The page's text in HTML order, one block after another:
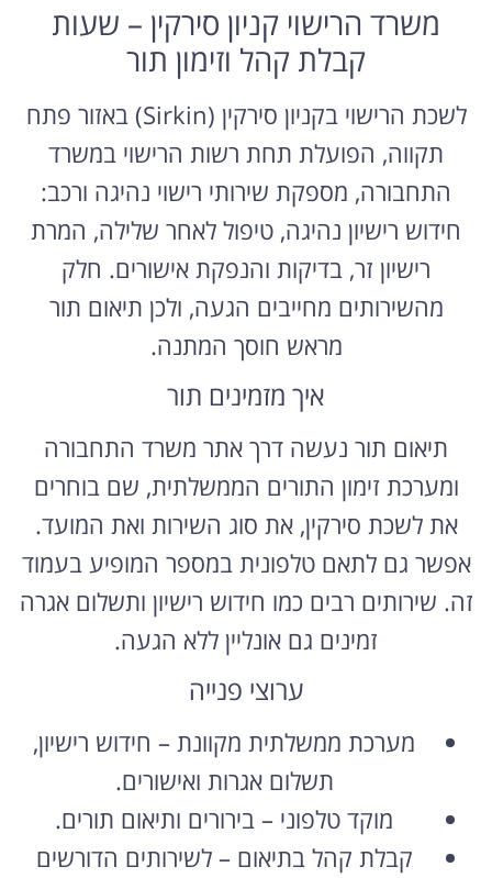
משרד הרישוי קניון סירקין – שעות
קבלת קהל וזימון תור
לשכת הרישוי בקניון סירקין (Sirkin) באזור פתח
תקווה, הפועלת תחת רשות הרישוי במשרד
התחבורה, מספקת שירותי רישוי נהיגה ורכב:
חידוש רישיון נהיגה, טיפול לאחר שלילה, המרת
רישיון זר, בדיקות והנפקת אישורים. חלק
מהשירותים מחייבים הגעה, ולכן תיאום תור
מראש חוסך המתנה.
איך מזמינים תור
תיאום תור נעשה דרך אתר משרד התחבורה
ומערכת זימון התורים הממשלתית, שם בוחרים
את לשכת סירקין, את סוג השירות ואת המועד.
אפשר גם לתאם טלפונית במספר המופיע בעמוד
זה. שירותים רבים כמו חידוש רישיון ותשלום אגרה
זמינים גם אונליין ללא הגעה.
ערוצי פנייה
מערכת ממשלתית מקוונת – חידוש רישיון,
תשלום אגרות ואישורים.
מוקד טלפוני – בירורים ותיאום תורים.
קבלת קהל בתיאום – לשירותים הדורשים